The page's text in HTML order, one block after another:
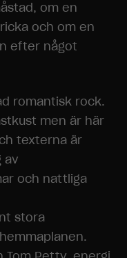
om en
och om en
efter något
romantisk rock.
men är här
texterna är
av
och nattliga
stora